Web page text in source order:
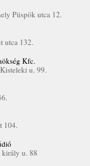
Püspök utca 12.
utca 132.
Kfc.
u. 99.
104.
u. 88